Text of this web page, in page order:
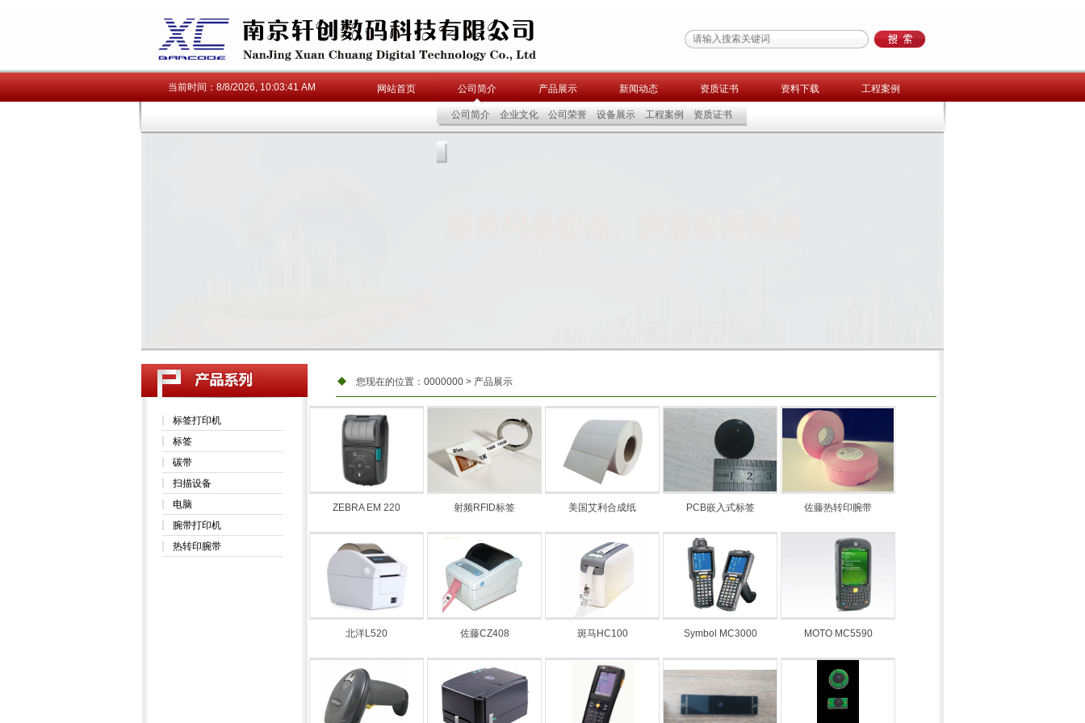
当前时间： 8/8/2026, 10:03:41 AM 网站首页 公司简介 产品展示 新闻动态 资质证书 资料下载 工程案例
公司简介 企业文化 公司荣誉 设备展示 工程案例 资质证书
标签打印机
标签
碳带
扫描设备
电脑
腕带打印机
热转印腕带
ZEBRA EM 220 射频RFID标签 美国艾利合成纸 PCB嵌入式标签 佐藤热转印腕带
北洋L520 佐藤CZ408 斑马HC100 Symbol MC3000 MOTO MC5590
您现在的位置： 0000000 > 产品展示